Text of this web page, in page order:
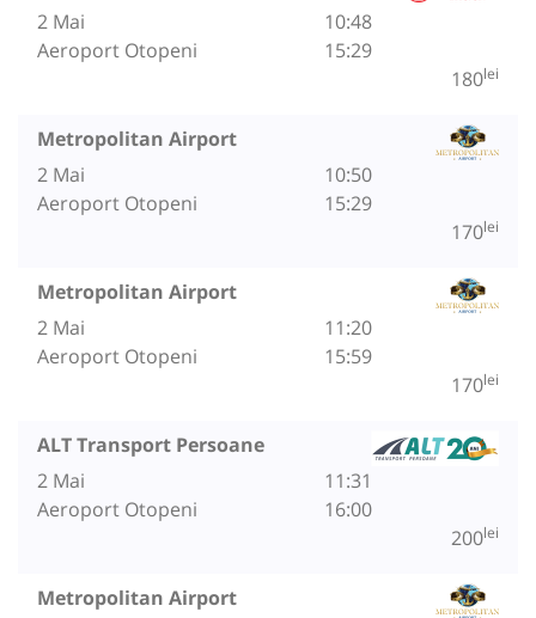
2 Mai
Aeroport Otopeni
10:48
15:29
180lei
Metropolitan Airport
2 Mai
Aeroport Otopeni
10:50
15:29
170lei
Metropolitan Airport
2 Mai
Aeroport Otopeni
11:20
15:59
170lei
ALT Transport Persoane
2 Mai
Aeroport Otopeni
11:31
16:00
200lei
Metropolitan Airport